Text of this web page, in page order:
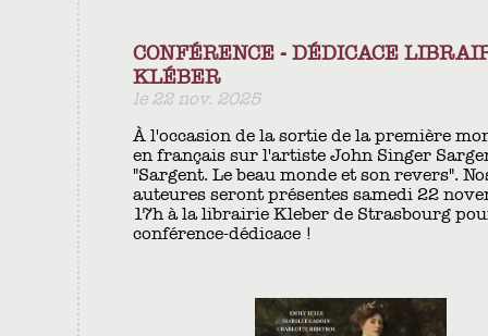
CONFÉRENCE - DÉDICACE
KLÉBER
le 22 nov. 2025
À l'occasion de la sortie de la première
en français sur l'artiste John Singer
"Sargent. Le beau monde et son revers".
auteures seront présentes samedi 22
17h à la librairie Kleber de Strasbourg
conférence-dédicace !